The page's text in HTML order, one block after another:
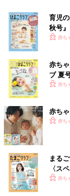
育児
秋号
いっ赤ち
赤ち
ブ 夏
く！赤ち
赤ち
赤ち
まる
〈ス
赤ち